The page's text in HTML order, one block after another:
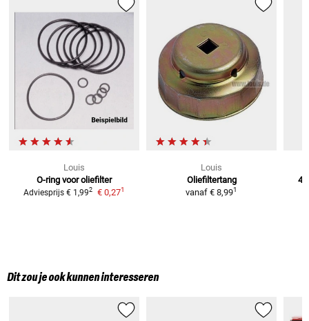
Louis
O-ring voor oliefilter
Adviesprijs € 1,992 € 0,271
Louis
Oliefiltertang
vanaf € 8,991
Dit zou je ook kunnen interesseren